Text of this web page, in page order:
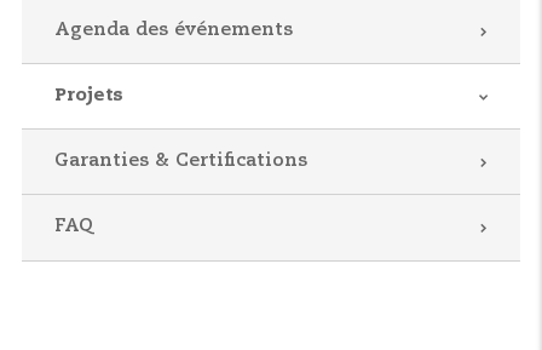
Agenda des événements
Projets
Garanties & Certifications
FAQ